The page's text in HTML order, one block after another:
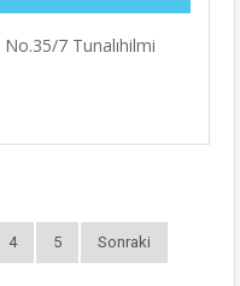
7 Tunalıhilmi
4 5 Sonraki